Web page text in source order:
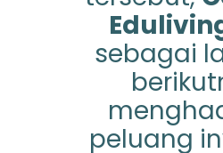
sebagai
peluang